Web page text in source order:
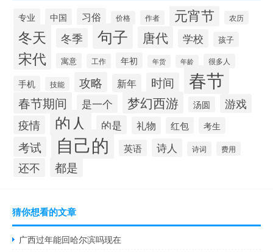
专业 中国 习俗 价格 作者 元宵节 农历
冬天 冬季 句子 唐代 学校 孩子
宋代 寓意 工作 年初 年货 年龄 很多人
手机 技能 攻略 新年 时间 春节
春节期间 是一个 梦幻西游 汤圆
游戏
疫情
的人 的是 礼物 红包 考生
考试 自己的 英语 诗人 诗词 费用
还不 都是
猜你想看的文章
广西过年能回哈尔滨吗现在